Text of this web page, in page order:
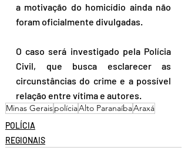
a motivação do homicídio ainda não
foram oficialmente divulgadas.
O caso será investigado pela Polícia
Civil, que busca esclarecer as
circunstâncias do crime e a possível
relação entre vítima e autores.
Minas GeraispolíciaAlto ParanaíbaAraxá
POLÍCIA
REGIONAIS